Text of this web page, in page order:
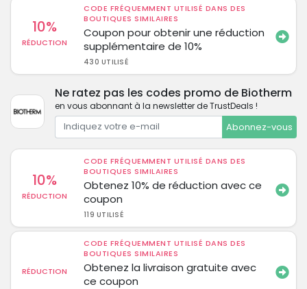
10%
RÉDUCTION
CODE FRÉQUEMMENT UTILISÉ DANS DES
BOUTIQUES SIMILAIRES
Coupon pour obtenir une réduction
supplémentaire de 10%
430 UTILISÉ
Ne ratez pas les codes promo de Biotherm
en vous abonnant à la newsletter de TrustDeals !
Abonnez-vous
10%
RÉDUCTION
CODE FRÉQUEMMENT UTILISÉ DANS DES
BOUTIQUES SIMILAIRES
Obtenez 10% de réduction avec ce
coupon
119 UTILISÉ
RÉDUCTION
CODE FRÉQUEMMENT UTILISÉ DANS DES
BOUTIQUES SIMILAIRES
Obtenez la livraison gratuite avec
ce coupon